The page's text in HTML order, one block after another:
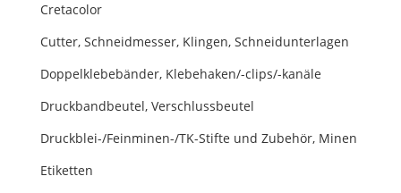
Cretacolor
Cutter, Schneidmesser, Klingen, Schneidunterlagen
Doppelklebebänder, Klebehaken/-clips/-kanäle
Druckbandbeutel, Verschlussbeutel
Druckblei-/Feinminen-/TK-Stifte und Zubehör, Minen
Etiketten